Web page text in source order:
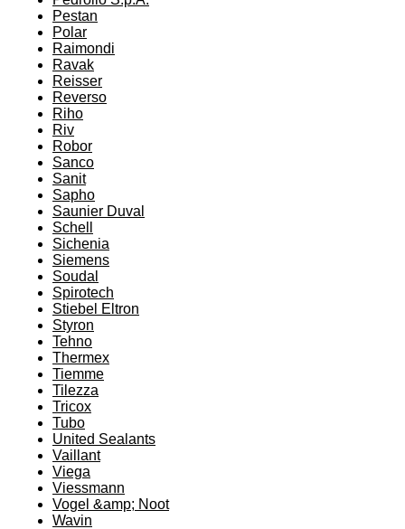
Pestan
Polar
Raimondi
Ravak
Reisser
Reverso
Riho
Riv
Robor
Sanco
Sanit
Sapho
Saunier Duval
Schell
Sichenia
Siemens
Soudal
Spirotech
Stiebel Eltron
Styron
Tehno
Thermex
Tiemme
Tilezza
Tricox
Tubo
United Sealants
Vaillant
Viega
Viessmann
Vogel &amp; Noot
Wavin